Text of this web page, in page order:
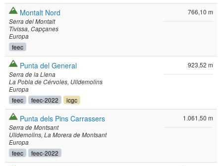
Montalt Nord
Serra del Montalt
Tivissa Capçanes
Europa
feec
766,10 m
Punta del General
Serra de la Llena
La Pobla de Cérvoles Ulldemolins
Europa
feec feec-2022 icgc
923,52 m
Punta dels Pins Carrassers
Serra de Montsant
Ulldemolins La Morera de Montsant
Europa
feec feec-2022
1.061,50 m